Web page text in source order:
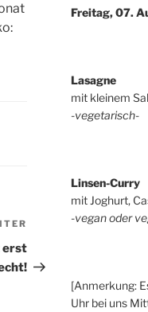
Nächster
Beitrag
erst
Freitag, 07.
Lasagne
mit kleinem
-vegetarisch-
Linsen-Curry
mit Joghurt,
-vegan oder
[Anmerkung:
Uhr bei uns